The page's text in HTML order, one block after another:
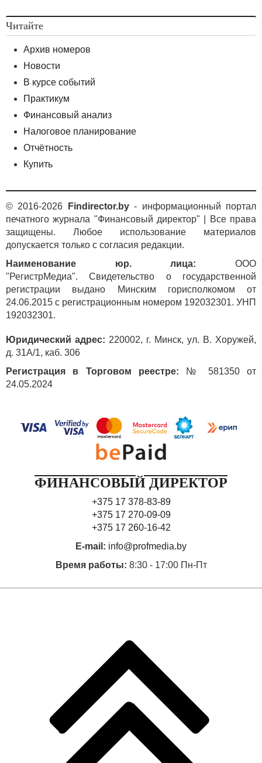
Читайте
Архив номеров
Новости
В курсе событий
Практикум
Финансовый анализ
Налоговое планирование
Отчётность
Купить
© 2016-2026 Findirector.by- информационный портал
печатного журнала "Финансовый директор" | Все права
защищены. Любое использование материалов
допускается только с согласия редакции.
Наименование юр. лица: ООО
"РегистрМедиа". Свидетельство о государственной
регистрации выдано Минским горисполкомом от
24.06.2015 с регистрационным номером 192032301. УНП
192032301.
Юридический адрес: 220002, г. Минск, ул. В. Хоружей,
д. 31А/1, каб. 306
Регистрация в Торговом реестре: № 581350 от
24.05.2024
ФИНАНСОВЫЙ ДИРЕКТОР
+375 17 378-83-89
+375 17 270-09-09
+375 17 260-16-42
E-mail: info@profmedia.by
Время работы: 8:30 - 17:00 Пн-Пт